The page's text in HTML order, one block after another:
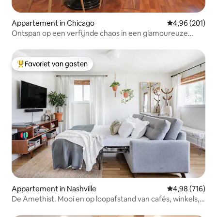
Appartement in Chicago Gemiddelde
4,96 (201)
Ontspan op een verfijnde chaos in een glamoureuze
Topfavoriet van gasten
Favoriet van gasten
Appartement in Nashville Gemiddelde
4,98 (716)
De Amethist. Mooi en op loopafstand van cafés, winkels,